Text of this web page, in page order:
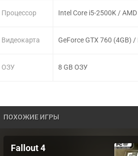
Процессор
Видеокарта
ОЗУ
Intel Core i5-2500K /
GeForce GTX 760 (4GB)
8 GB ОЗУ
ПОХОЖИЕ ИГРЫ
Fallout 4